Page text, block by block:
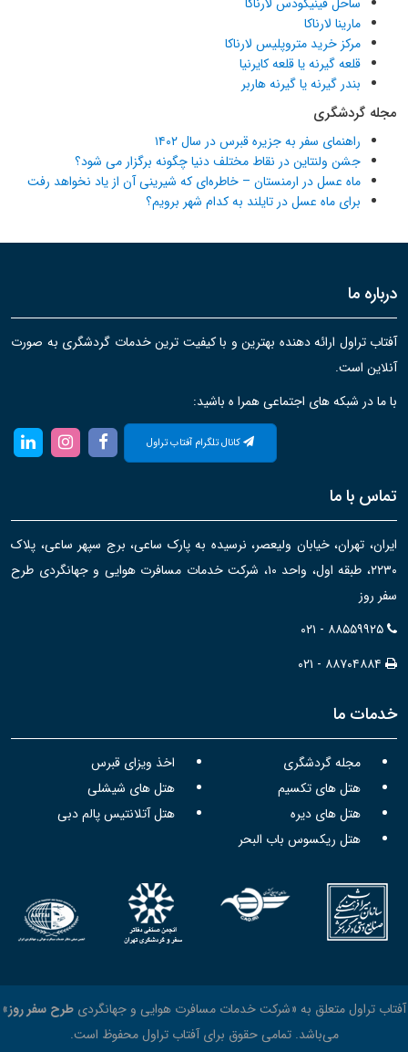
مارینا لارناکا
مرکز خرید متروپلیس لارناکا
قلعه گیرنه یا قلعه کایرنیا
بندر گیرنه یا گیرنه هاربر
مجله گردشگری
راهنمای سفر به جزیره قبرس در سال ۱۴۰۲
جشن ولنتاین در نقاط مختلف دنیا چگونه برگزار می شود؟
ماه عسل در ارمنستان – خاطره‌ای که شیرینی آن از یاد نخواهد رفت
برای ماه عسل در تایلند به کدام شهر برویم؟
درباره ما
آفتاب تراول ارائه دهنده بهترین و با کیفیت ترین خدمات گردشگری به صورت
آنلاین است.
با ما در شبکه های اجتماعی همرا ه باشید:
کانال تلگرام آفتاب تراول
تماس با ما
ایران، تهران، خیابان ولیعصر، نرسیده به پارک ساعی، برج سپهر ساعی، پلاک
۲۲۳۰، طبقه اول، واحد ۱۰، شرکت خدمات مسافرت هوایی و جهانگردی طرح
سفر روز
۰۲۱ - ۸۸۵۵۹۹۲۵
۰۲۱ - ۸۸۷۰۴۸۸۴
خدمات ما
مجله گردشگری
اخذ ویزای قبرس
هتل های تکسیم
هتل های شیشلی
هتل های دیره
هتل آتلانتیس پالم دبی
هتل ریکسوس باب البحر
آفتاب تراول متعلق به «شرکت خدمات مسافرت هوایی و جهانگردی طرح سفر روز»
می‌باشد. تمامی حقوق برای آفتاب تراول محفوظ است.